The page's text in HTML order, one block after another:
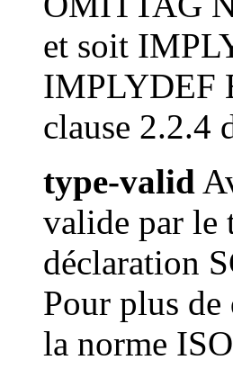
et soit
IMPLYDEF
clause 2.2.4
type-valid
valide par le
déclaration
Pour plus
la norme